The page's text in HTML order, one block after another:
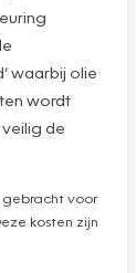
waarbij olie
wordt
de
gebracht voor
kosten zijn